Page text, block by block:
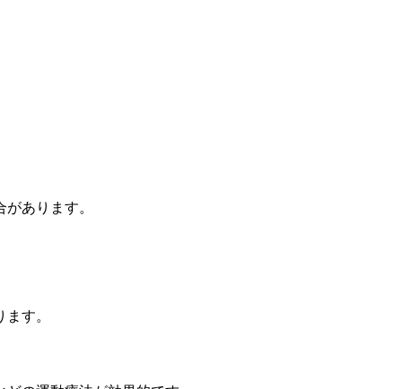
あります。
す。